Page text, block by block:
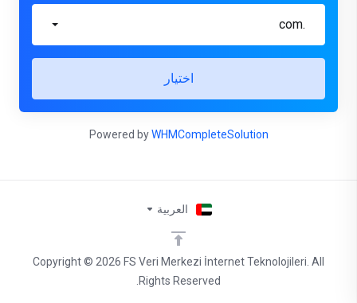
.com
اختيار
Powered byWHMCompleteSolution
Copyright © 2026 FS Veri Merkezi İnternet Teknolojileri. All
Rights Reserved.
العربية